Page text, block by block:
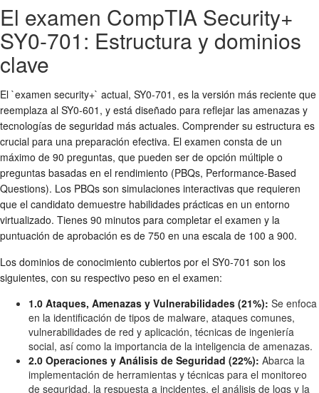
El examen CompTIA Security+
SY0-701: Estructura y dominios
clave
El `examen security+` actual, SY0-701, es la versión más reciente que
reemplaza al SY0-601, y está diseñado para reflejar las amenazas y
tecnologías de seguridad más actuales. Comprender su estructura es
crucial para una preparación efectiva. El examen consta de un
máximo de 90 preguntas, que pueden ser de opción múltiple o
preguntas basadas en el rendimiento (PBQs, Performance-Based
Questions). Los PBQs son simulaciones interactivas que requieren
que el candidato demuestre habilidades prácticas en un entorno
virtualizado. Tienes 90 minutos para completar el examen y la
puntuación de aprobación es de 750 en una escala de 100 a 900.
Los dominios de conocimiento cubiertos por el SY0-701 son los
siguientes, con su respectivo peso en el examen:
1.0 Ataques, Amenazas y Vulnerabilidades (21%): Se enfoca
en la identificación de tipos de malware, ataques comunes,
vulnerabilidades de red y aplicación, técnicas de ingeniería
social, así como la importancia de la inteligencia de amenazas.
2.0 Operaciones y Análisis de Seguridad (22%): Abarca la
implementación de herramientas y técnicas para el monitoreo
de seguridad, la respuesta a incidentes, el análisis de logs y la